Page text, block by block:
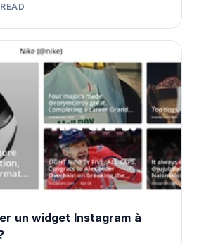
un widget Instagram à